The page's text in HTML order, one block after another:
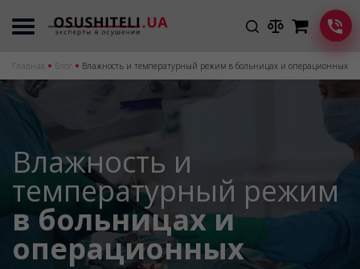
Главная Блог Влажность и температурный режим в больницах и операционных
Влажность и
температурный режим
в больницах и
операционных